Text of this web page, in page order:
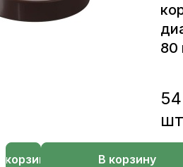
80
шт
В корзину
В корзине